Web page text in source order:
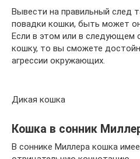
Вывести на правильный след
повадки кошки, быть может
Если в этом или в следующем
кошку, то вы сможете
агрессии окружающих.
Дикая кошка
Кошка в сонник
В соннике Миллера кошка